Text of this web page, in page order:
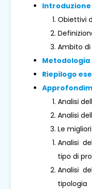
Introduzione
Obiettivi
Ambito
Riepilogo
Analisi
Analisi
Le
Analisi
tipo di
Analisi
tipologia